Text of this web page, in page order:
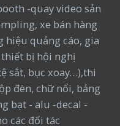
-quay video sản
xe bán hàng
hiệu quảng cáo, gia
bị hội nghị
sắt, bục xoay…),thi
đèn, chữ nổi, bảng
bạt - alu -decal -
các đối tác